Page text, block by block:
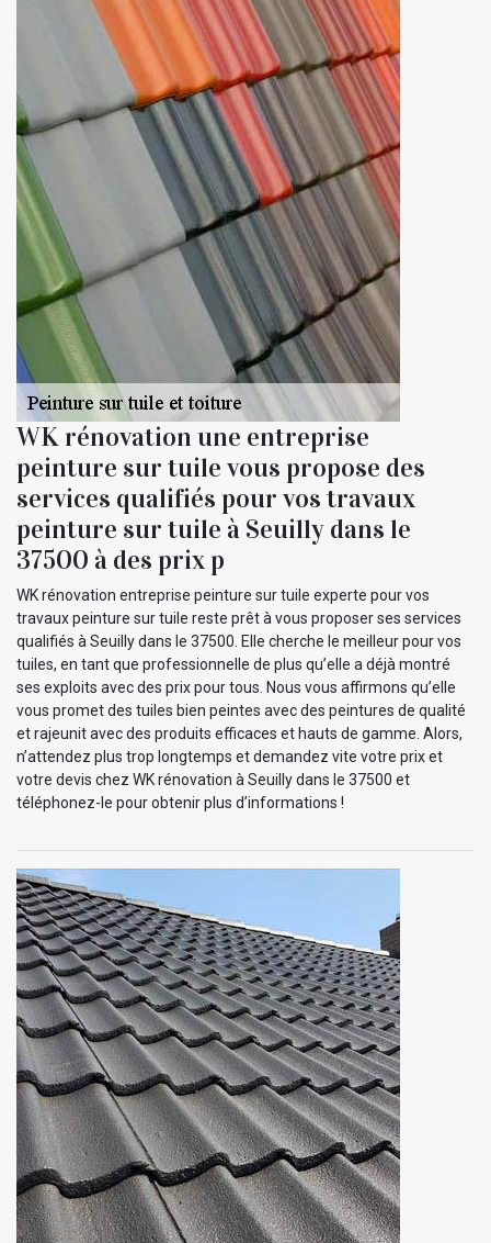
WK rénovation une entreprise
peinture sur tuile vous propose des
services qualifiés pour vos travaux
peinture sur tuile à Seuilly dans le
37500 à des prix p
WK rénovation entreprise peinture sur tuile experte pour vos
travaux peinture sur tuile reste prêt à vous proposer ses services
qualifiés à Seuilly dans le 37500. Elle cherche le meilleur pour vos
tuiles, en tant que professionnelle de plus qu’elle a déjà montré
ses exploits avec des prix pour tous. Nous vous affirmons qu’elle
vous promet des tuiles bien peintes avec des peintures de qualité
et rajeunit avec des produits efficaces et hauts de gamme. Alors,
n’attendez plus trop longtemps et demandez vite votre prix et
votre devis chez WK rénovation à Seuilly dans le 37500 et
téléphonez-le pour obtenir plus d’informations !